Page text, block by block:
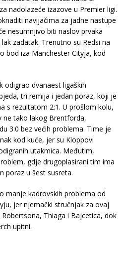
nadolazeće izazove u Premier ligi.
navijačima za jadne nastupe
nesumnjivo biti naslov prvaka
zadatak. Trenutno su Redsi na
bod iza Manchester Cityja, kod
odigrao dvanaest ligaških
tri remija i jedan poraz, koji je
s rezultatom 2:1. U prošlom kolu,
ne tako lakog Brentforda,
3:0 bez većih problema. Time je
kod kuće, jer su Kloppovi
utakmica. Međutim,
gdje drugoplasirani tim ima
poraz u šest susreta.
manje kadrovskih problema od
jer njemački stručnjak za ovaj
Thiaga i Bajcetica, dok
upitni.